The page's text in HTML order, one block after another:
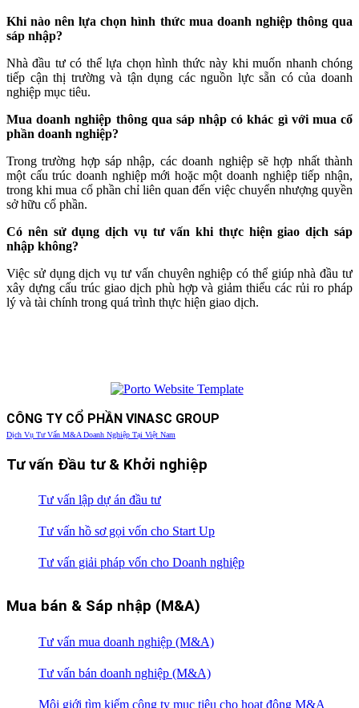
Khi nào nên lựa chọn hình thức mua doanh nghiệp thông qua
sáp nhập?
Nhà đầu tư có thể lựa chọn hình thức này khi muốn nhanh chóng
tiếp cận thị trường và tận dụng các nguồn lực sẵn có của doanh
nghiệp mục tiêu.
Mua doanh nghiệp thông qua sáp nhập có khác gì với mua cổ
phần doanh nghiệp?
Trong trường hợp sáp nhập, các doanh nghiệp sẽ hợp nhất thành
một cấu trúc doanh nghiệp mới hoặc một doanh nghiệp tiếp nhận,
trong khi mua cổ phần chỉ liên quan đến việc chuyển nhượng quyền
sở hữu cổ phần.
Có nên sử dụng dịch vụ tư vấn khi thực hiện giao dịch sáp
nhập không?
Việc sử dụng dịch vụ tư vấn chuyên nghiệp có thể giúp nhà đầu tư
xây dựng cấu trúc giao dịch phù hợp và giảm thiểu các rủi ro pháp
lý và tài chính trong quá trình thực hiện giao dịch.
CÔNG TY CỔ PHẦN VINASC GROUP
Dịch Vụ Tư Vấn M&A Doanh Nghiệp Tại Việt Nam
Tư vấn Đầu tư & Khởi nghiệp
Tư vấn lập dự án đầu tư
Tư vấn hồ sơ gọi vốn cho Start Up
Tư vấn giải pháp vốn cho Doanh nghiệp
Mua bán & Sáp nhập (M&A)
Tư vấn mua doanh nghiệp (M&A)
Tư vấn bán doanh nghiệp (M&A)
Môi giới tìm kiếm công ty mục tiêu cho hoạt động M&A